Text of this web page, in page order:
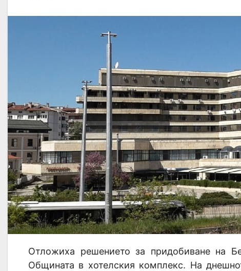
Отложиха решението за придобиване на
Общината в хотелския комплекс. На